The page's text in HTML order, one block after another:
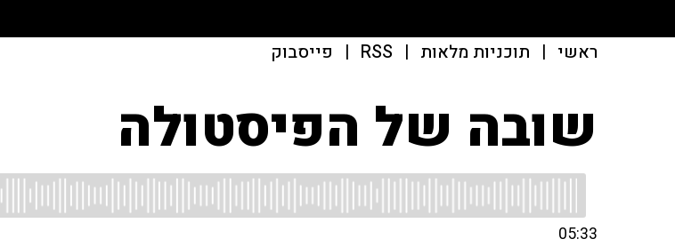
ראשי | תוכניות מלאות |
RSS
| פייסבוק
שובה של הפיסטולה
05:33